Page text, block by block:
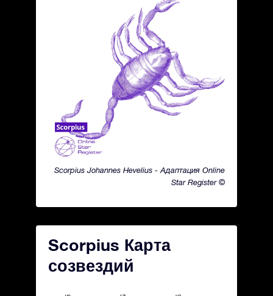
Scorpius Johannes Hevelius - Адаптация Online
Star Register ©
Scorpius Карта
созвездий